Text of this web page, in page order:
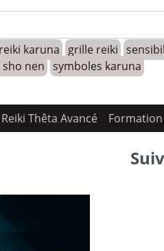
reiki karuna grille reiki
sho nen symboles karuna
Thêta Avancé Formation